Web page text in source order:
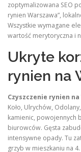
zoptymalizowana SEO
rynien Warszawa”,
Wszystkie wymagane
wartość merytoryczna i
Ukryte
rynien na
Czyszczenie rynien na
Koło, Ulrychów,
kamienic, powojennych
biurowców. Gęsta
intensywne opady. Tu
grzyb w mieszkaniu na